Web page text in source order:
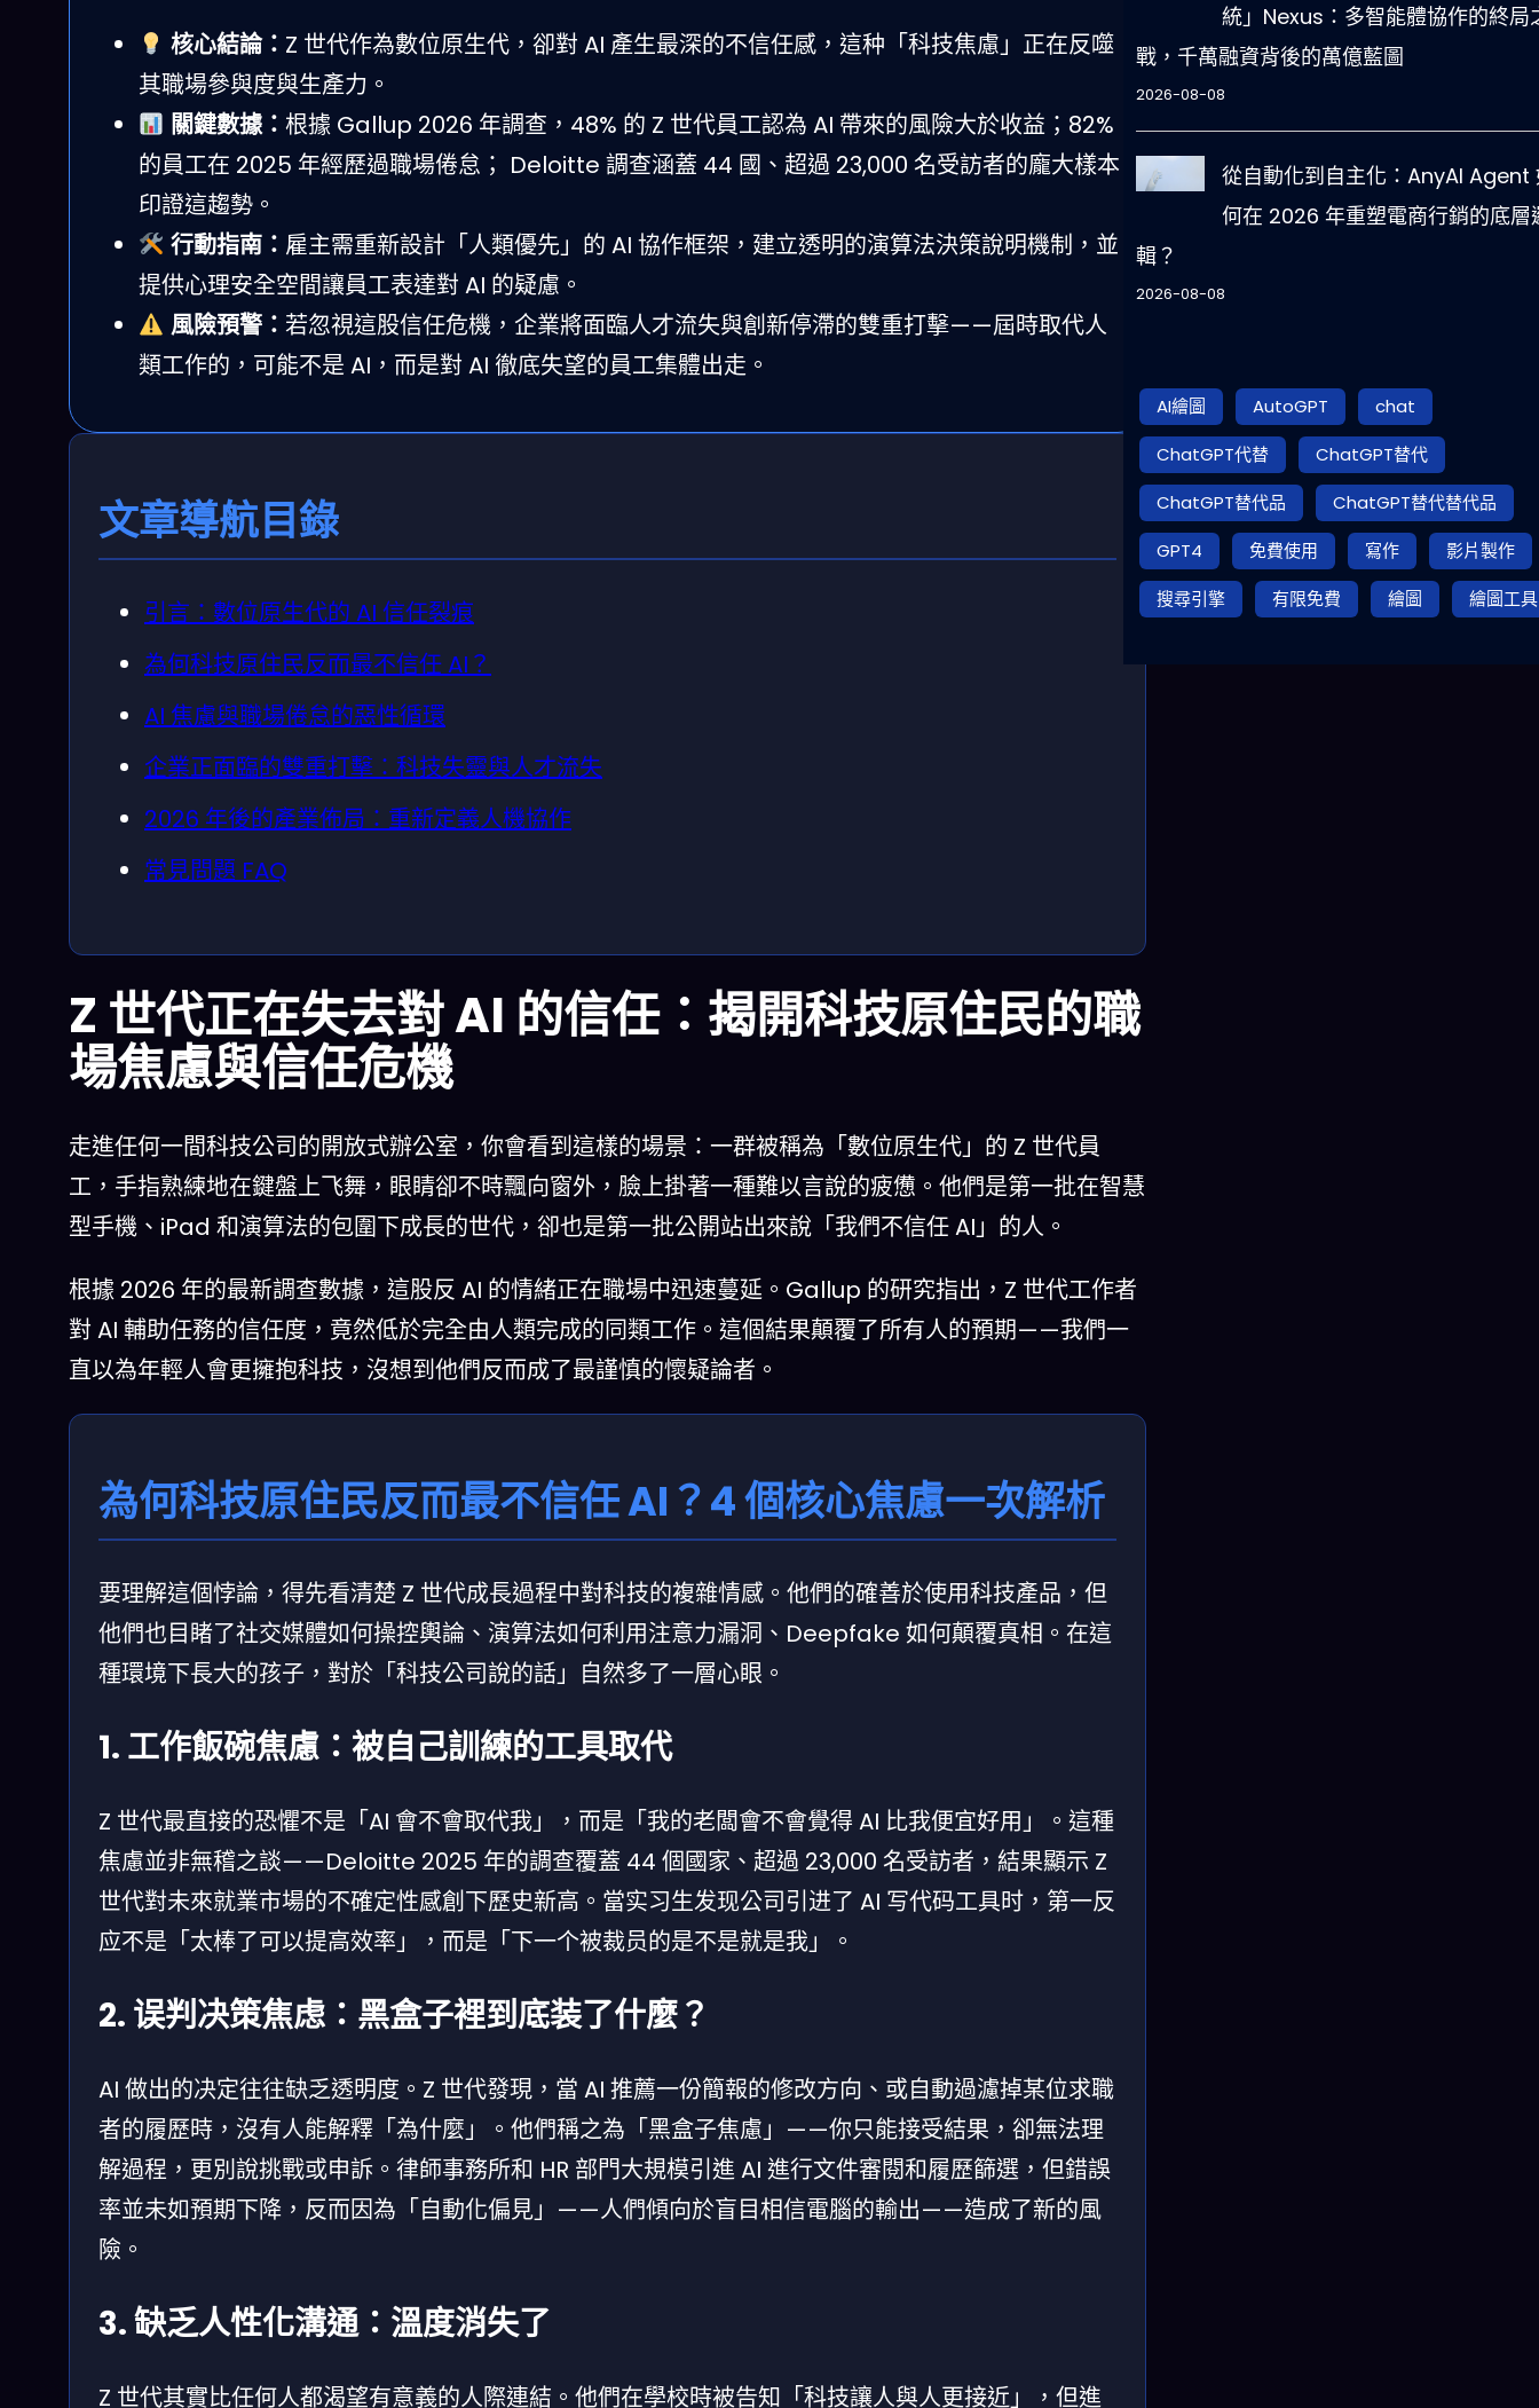
核心結論： Z 世代作為數位原生代，卻對 AI 產生最深的不信任感，這种「科技焦慮」正在反噬
其職場參與度與生產力。
關鍵數據： 根據 Gallup 2026 年調查，48% 的 Z 世代員工認為 AI 帶來的風險大於收益；82%
的員工在 2025 年經歷過職場倦怠； Deloitte 調查涵蓋 44 國、超過 23,000 名受訪者的龐大樣本
印證這趨勢。
行動指南： 雇主需重新設計「人類優先」的 AI 協作框架，建立透明的演算法決策說明機制，並
提供心理安全空間讓員工表達對 AI 的疑慮。
風險預警： 若忽視這股信任危機，企業將面臨人才流失與創新停滯的雙重打擊——屆時取代人
類工作的，可能不是 AI，而是對 AI 徹底失望的員工集體出走。
文章導航目錄
引言：數位原生代的 AI 信任裂痕
為何科技原住民反而最不信任 AI？
AI 焦慮與職場倦怠的惡性循環
企業正面臨的雙重打擊：科技失靈與人才流失
2026 年後的產業佈局：重新定義人機協作
常見問題 FAQ
Z 世代正在失去對 AI 的信任：揭開科技原住民的職
場焦慮與信任危機
走進任何一間科技公司的開放式辦公室，你會看到這樣的場景：一群被稱為「數位原生代」的 Z 世代員
工，手指熟練地在鍵盤上飞舞，眼睛卻不時飄向窗外，臉上掛著一種難以言說的疲憊。他們是第一批在智慧
型手機、iPad 和演算法的包圍下成長的世代，卻也是第一批公開站出來說「我們不信任 AI」的人。
根據 2026 年的最新調查數據，這股反 AI 的情緒正在職場中迅速蔓延。Gallup 的研究指出，Z 世代工作者
對 AI 輔助任務的信任度，竟然低於完全由人類完成的同類工作。這個結果顛覆了所有人的預期——我們一
直以為年輕人會更擁抱科技，沒想到他們反而成了最謹慎的懷疑論者。
為何科技原住民反而最不信任 AI？4 個核心焦慮一次解析
要理解這個悖論，得先看清楚 Z 世代成長過程中對科技的複雜情感。他們的確善於使用科技產品，但
他們也目睹了社交媒體如何操控輿論、演算法如何利用注意力漏洞、Deepfake 如何顛覆真相。在這
種環境下長大的孩子，對於「科技公司說的話」自然多了一層心眼。
1. 工作飯碗焦慮：被自己訓練的工具取代
Z 世代最直接的恐懼不是「AI 會不會取代我」，而是「我的老闆會不會覺得 AI 比我便宜好用」。這種
焦慮並非無稽之談——Deloitte 2025 年的調查覆蓋 44 個國家、超過 23,000 名受訪者，結果顯示 Z
世代對未來就業市場的不確定性感創下歷史新高。當实习生发现公司引进了 AI 写代码工具时，第一反
应不是「太棒了可以提高效率」，而是「下一个被裁员的是不是就是我」。
2. 误判决策焦虑：黑盒子裡到底装了什麼？
AI 做出的决定往往缺乏透明度。Z 世代發現，當 AI 推薦一份簡報的修改方向、或自動過濾掉某位求職
者的履歷時，沒有人能解釋「為什麼」。他們稱之為「黑盒子焦慮」——你只能接受結果，卻無法理
解過程，更別說挑戰或申訴。律師事務所和 HR 部門大規模引進 AI 進行文件審閱和履歷篩選，但錯誤
率並未如預期下降，反而因為「自動化偏見」——人們傾向於盲目相信電腦的輸出——造成了新的風
險。
3. 缺乏人性化溝通：溫度消失了
Z 世代其實比任何人都渴望有意義的人際連結。他們在學校時被告知「科技讓人與人更接近」，但進
統」Nexus：多智能體協作的終局
戰，千萬融資背後的萬億藍圖
2026-08-08
從自動化到自主化：AnyAI Agent
何在 2026 年重塑電商行銷的底層
輯？
2026-08-08
AI繪圖 AutoGPT
chat
ChatGPT代替
ChatGPT替代
ChatGPT替代品
ChatGPT替代替代品
GPT4
免費使用 寫作
影片製作
搜尋引擎
有限免費 繪圖 繪圖工具